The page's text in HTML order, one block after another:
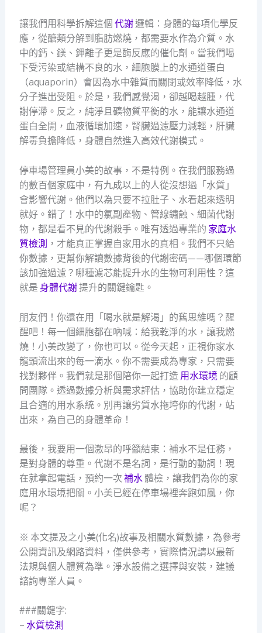
讓我們用科學拆解這個 代謝邏輯：身體的每項化學反
應，從醣類分解到脂肪燃燒，都需要水作為介質。水
中的鈣、鎂、鉀離子更是酶反應的催化劑。當我們喝
下受污染或結構不良的水，細胞膜上的水通道蛋白
（aquaporin）會因為水中雜質而關閉或效率降低，水
分子進出受阻。於是，我們感覺渴，卻越喝越腫，代
謝停滯。反之，純淨且礦物質平衡的水，能讓水通道
蛋白全開，血液循環加速，腎臟過濾壓力減輕，肝臟
解毒負擔降低，身體自然進入高效代謝模式。
停車場管理員小美的故事，不是特例。在我們服務過
的數百個家庭中，有九成以上的人從沒想過「水質」
會影響代謝。他們以為只要不拉肚子、水看起來透明
就好。錯了！水中的氯副產物、管線鏽蝕、細菌代謝
物，都是看不見的代謝殺手。唯有透過專業的 家庭水
質檢測 ，才能真正掌握自家用水的真相。我們不只給
你數據，更幫你解讀數據背後的代謝密碼——哪個環節
該加強過濾？哪種濾芯能提升水的生物可利用性？這
就是 身體代謝提升的關鍵鑰匙。
朋友們！你還在用「喝水就是解渴」的舊思維嗎？醒
醒吧！每一個細胞都在吶喊：給我乾淨的水，讓我燃
燒！小美改變了，你也可以。從今天起，正視你家水
龍頭流出來的每一滴水。你不需要成為專家，只需要
找對夥伴。我們就是那個陪你一起打造 用水環境 的顧
問團隊。透過數據分析與需求評估，協助你建立穩定
且合適的用水系統。別再讓劣質水拖垮你的代謝，站
出來，為自己的身體革命！
最後，我要用一個激昂的呼籲結束：補水不是任務，
是對身體的尊重。代謝不是名詞，是行動的動詞！現
在就拿起電話，預約一次 補水體檢，讓我們為你的家
庭用水環境把關。小美已經在停車場裡奔跑如風，你
呢？
※ 本文提及之小美(化名)故事及相關水質數據，為參考
公開資訊及網路資料，僅供參考，實際情況請以最新
法規與個人體質為準。淨水設備之選擇與安裝，建議
諮詢專業人員。
###關鍵字:
– 水質檢測